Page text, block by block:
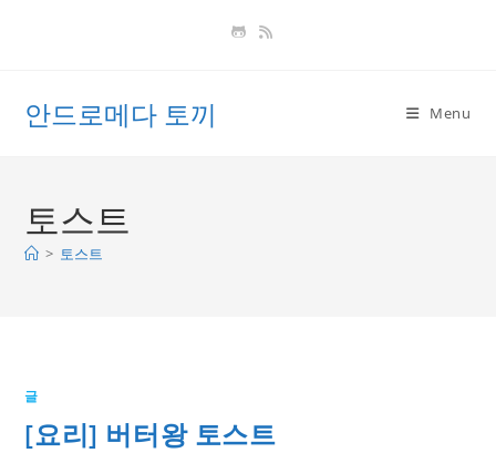
안드로메다 토끼 Menu
토스트
> 토스트
글
[요리] 버터왕 토스트